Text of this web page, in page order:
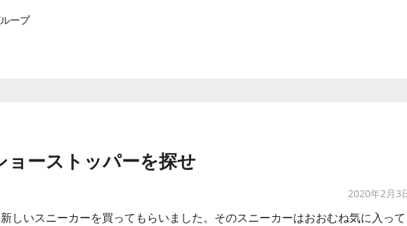
ープ
ョーストッパーを探せ
2020年2月3
しいスニーカーを買ってもらいました。そのスニーカーはおおむね気に入って